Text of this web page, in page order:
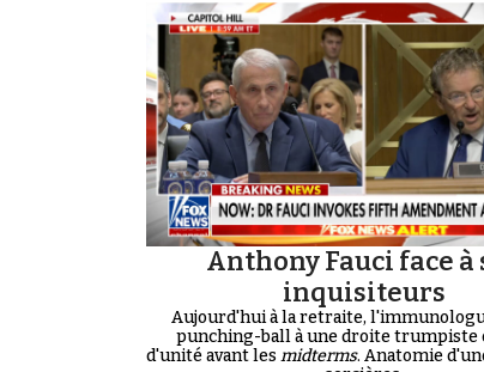
Anthony Fauci face à
inquisiteurs
Aujourd'hui à la retraite,
punching-ball à une droite trumpiste
d'unité avant les midterms. Anatomie